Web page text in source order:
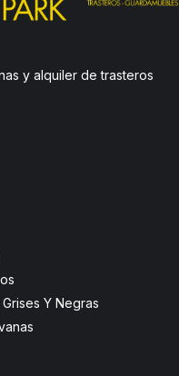
y alquiler de trasteros
Y Negras